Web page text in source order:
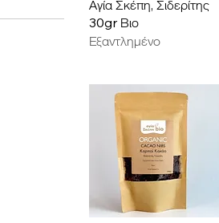
Γρήγορη προβολή
Αγία Σκέπη, Σιδερίτης
30gr Βιο
Εξαντλημένο